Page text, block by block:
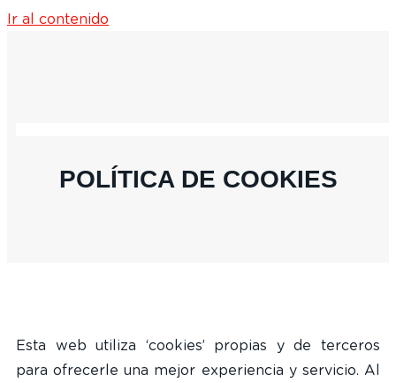
Ir al contenido
POLÍTICA DE COOKIES
Esta web utiliza ‘cookies’ propias y de terceros
para ofrecerle una mejor experiencia y servicio. Al